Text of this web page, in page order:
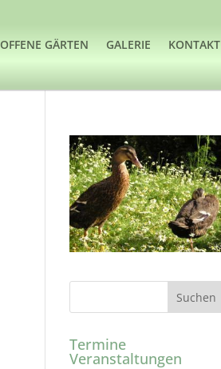
OFFENE GÄRTEN GALERIE KONTAKT
Termine
Veranstaltungen